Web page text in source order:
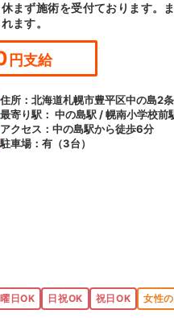
まず施術を受付ております。
ます。
円支給
住所：北海道札幌市豊平区中の島2
最寄り駅： 中の島駅 / 幌南小学校前
アクセス：中の島駅から徒歩6分
駐車場：有（3台）
日OK 日祝OK 祝日OK 女性